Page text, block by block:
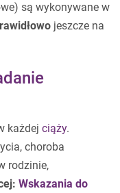
są wykonywane w
jeszcze na
każdej ciąży.
choroba
rodzinie,
Wskazania do